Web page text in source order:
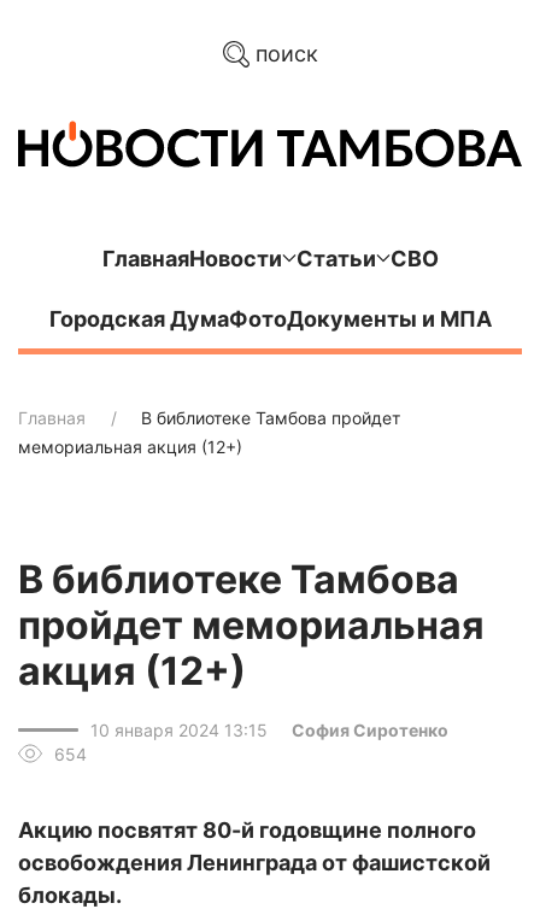
поиск
ГлавнаяНовости Статьи СВО
Городская ДумаФотоДокументы и МПА
Главная
В библиотеке Тамбова пройдет
мемориальная акция (12+)
В библиотеке Тамбова
пройдет мемориальная
акция (12+)
10 января 2024 13:15
София Сиротенко
654
Акцию посвятят 80-й годовщине полного
освобождения Ленинграда от фашистской
блокады.